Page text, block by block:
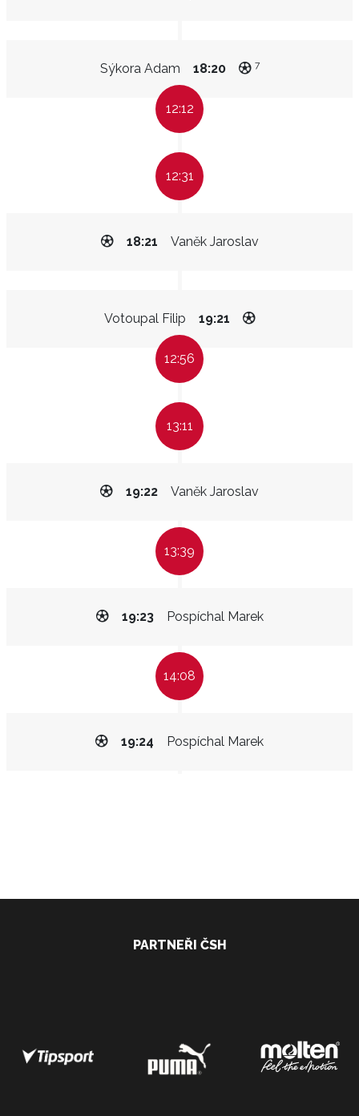
Sýkora Adam 18:20 7
12:12
12:31
Vaněk Jaroslav
18:21
Votoupal Filip 19:21
12:56
13:11
Vaněk Jaroslav
19:22
13:39
Pospíchal Marek
19:23
14:08
Pospíchal Marek
19:24
PARTNEŘI ČSH